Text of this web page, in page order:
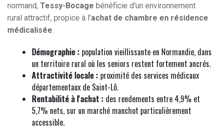
normand, Tessy-Bocage bénéficie d'un environnement
rural attractif, propice à l'achat de chambre en résidence
médicalisée
Démographie : population vieillissante en Normandie, dans
un territoire rural où les seniors restent fortement ancrés.
Attractivité locale : proximité des services médicaux
départementaux de Saint-Lô.
Rentabilité à l'achat : des rendements entre 4,9% et
5,7% nets, sur un marché manchot particulièrement
accessible.